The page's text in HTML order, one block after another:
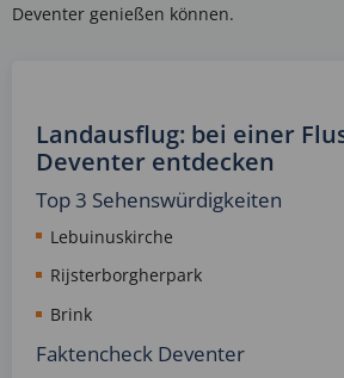
Deventer genießen können.
Landausflug: bei einer
Deventer entdecken
Top 3 Sehenswürdigkeiten
Lebuinuskirche
Rijsterborgherpark
Brink
Faktencheck Deventer